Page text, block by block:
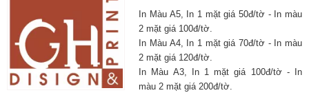
In Màu A5, In 1 mặt giá 50đ/tờ - In màu
2 mặt giá 100đ/tờ.
In Màu A4, In 1 mặt giá 70đ/tờ - In màu
2 mặt giá 120đ/tờ.
In Màu A3, In 1 mặt giá 100đ/tờ - In
màu 2 mặt giá 200đ/tờ.